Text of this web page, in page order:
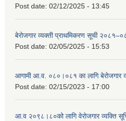
Post date: 02/12/2025 - 13:45
बेरोजगार व्यक्ती प्राथमिकरण सूची
Post date: 02/05/2025 - 15:53
आगामी आ.व. ०८०।०८१ का लागि बेरोजगार
Post date: 02/15/2023 - 17:00
आ.व २०९८।८०को लागि वेरोजगार व्यक्ति